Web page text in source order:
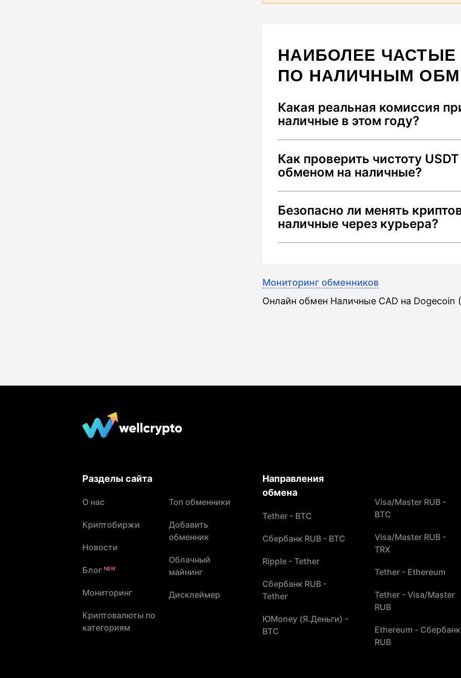
НАИБОЛЕЕ
ПО НАЛИЧНЫМ
Какая реальная комиссия
наличные в этом году?
до 2.5%. Она складывается из: 1)
2) сетевого сбора Tron за перевод
наличии энергии) и 3) комиссии за
калькулирует "чистую сумму" на
Как проверить чистоту
обменом на наличные?
меткой "Low AML Risk". В 2026 году
считается риск выше 25-30%
миксерами). Перед сделкой
входящих транзакций
Безопасно ли менять
наличные через курьера?
Использовать одноразовый код
блокчейне до передачи наличных.
Мониторинг обменников
Онлайн обмен Наличные CAD на Dogecoin
Разделы сайта
О нас
Криптобиржи
Новости
Блог NEW
Мониторинг
Криптовалюты по
категориям
Топ обменники
Добавить
обменник
Облачный
майнинг
Дисклеймер
Направления
обмена
Tether - BTC
Сбербанк RUB - BTC
Ripple - Tether
Сбербанк RUB -
Tether
ЮMoney (Я.Деньги) -
BTC
Visa/Master RUB -
BTC
Visa/Master RUB -
TRX
Tether - Ethereum
Tether - Visa/Master
RUB
Ethereum - Сбербанк
RUB